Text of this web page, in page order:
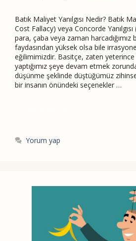
Batık Maliyet Yanılgısı Nedir? Batık
Cost Fallacy) veya Concorde
para, çaba veya zaman
faydasından yüksek olsa bile
eğilimimizdir. Basitçe, zaten yeterince
yaptığımız şeye devam etmek
düşünme şeklinde düştüğümüz
bir insanın önündeki seçenekler …
Yorum yap